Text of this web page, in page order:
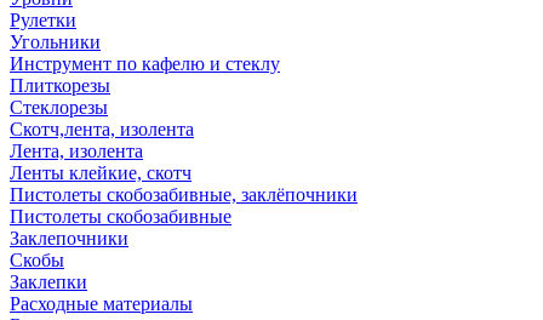
Рулетки
Угольники
Инструмент по кафелю и стеклу
Плиткорезы
Стеклорезы
Скотч,лента, изолента
Лента, изолента
Ленты клейкие, скотч
Пистолеты скобозабивные, заклёпочники
Пистолеты скобозабивные
Заклепочники
Скобы
Заклепки
Расходные материалы